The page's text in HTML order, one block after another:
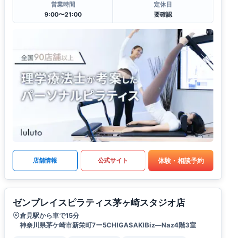
営業時間
9:00〜21:00
定休日
要確認
店舗情報 公式サイト 体験・相談予約
ゼンプレイスピラティス茅ヶ崎スタジオ店
倉見駅から車で15分
神奈川県茅ケ崎市新栄町7ー5CHIGASAKIBiz―Naz4階3室